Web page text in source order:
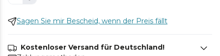
Sagen Sie mir Bescheid, wenn der Preis fällt
Kostenloser Versand für Deutschland!